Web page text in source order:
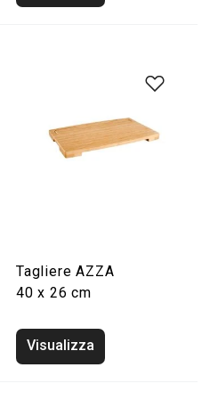
Tagliere AZZA
40 x 26 cm
Visualizza